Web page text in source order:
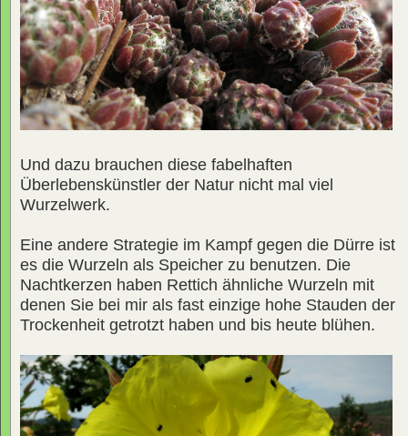
Und dazu brauchen diese fabelhaften
Überlebenskünstler der Natur nicht mal viel
Wurzelwerk.
Eine andere Strategie im Kampf gegen die Dürre ist
es die Wurzeln als Speicher zu benutzen. Die
Nachtkerzen haben Rettich ähnliche Wurzeln mit
denen Sie bei mir als fast einzige hohe Stauden der
Trockenheit getrotzt haben und bis heute blühen.